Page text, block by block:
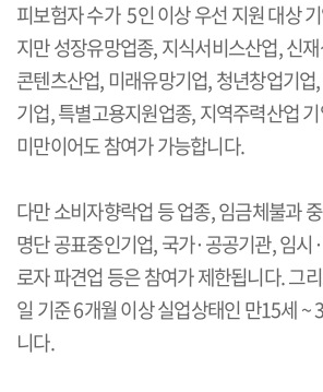
피보험자 수가 5인 이상 우선 지원 대상
지만 성장유망업종, 지식서비스산업, 신
콘텐츠산업, 미래유망기업, 청년창업기
기업, 특별고용지원업종, 지역주력산업
미만이어도 참여가 가능합니다.
다만 소비자향락업 등 업종, 임금체불과
명단 공표중인기업, 국가·공공기관, 임시
로자 파견업 등은 참여가 제한됩니다. 그
일 기준 6개월 이상 실업상태인 만15세 ~
니다.